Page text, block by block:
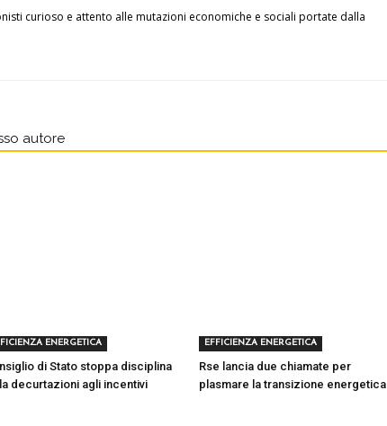
curioso e attento alle mutazioni economiche e sociali portate dalla
autore
ENERGETICA
di Stato stoppa disciplina
decurtazioni agli incentivi
EFFICIENZA ENERGETICA
Rse lancia due chiamate per
plasmare la transizione energetica